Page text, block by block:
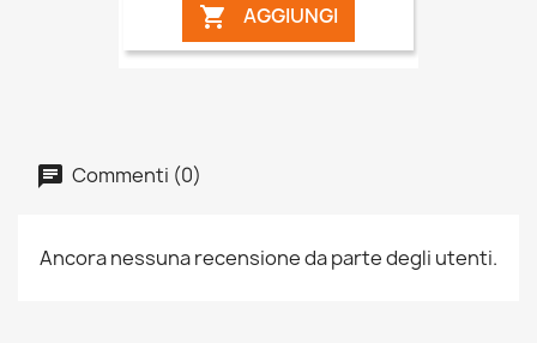
 AGGIUNGI
Commenti (0)
Ancora nessuna recensione da parte degli utenti.